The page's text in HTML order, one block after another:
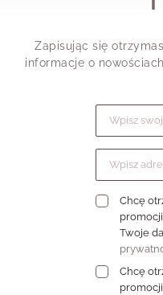
Zapisując się
informacje o
Chcę
Twoje
Chcę